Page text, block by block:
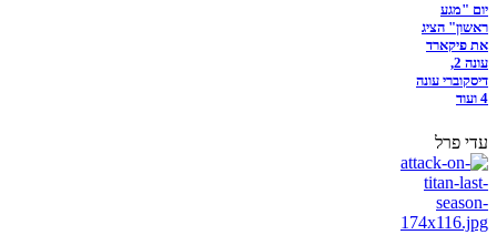
יום "מגע
ראשון" הציג
את פיקארד
עונה 2,
דיסקוברי עונה
4 ועוד
עדי פרל